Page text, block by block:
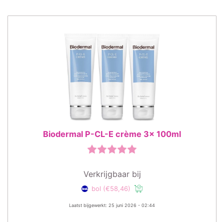
Biodermal P-CL-E crème 3x 100ml
Verkrijgbaar bij
bol (€58,46)
Laatst bijgewerkt: 25 juni 2026 - 02:44